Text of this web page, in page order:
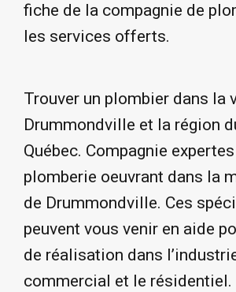
fiche de la compagnie de
les services offerts.
Trouver un plombier dans la
Drummondville et la région
Québec. Compagnie
plomberie oeuvrant dans la
de Drummondville. Ces
peuvent vous venir en aide
de réalisation dans
commercial et le résidentiel.